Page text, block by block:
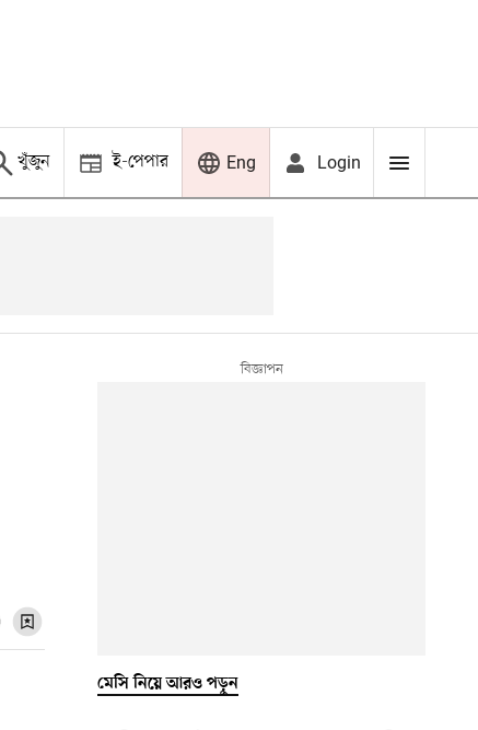
খুঁজুন ই-পেপার Eng Login
মেসি নিয়ে আরও পড়ুন